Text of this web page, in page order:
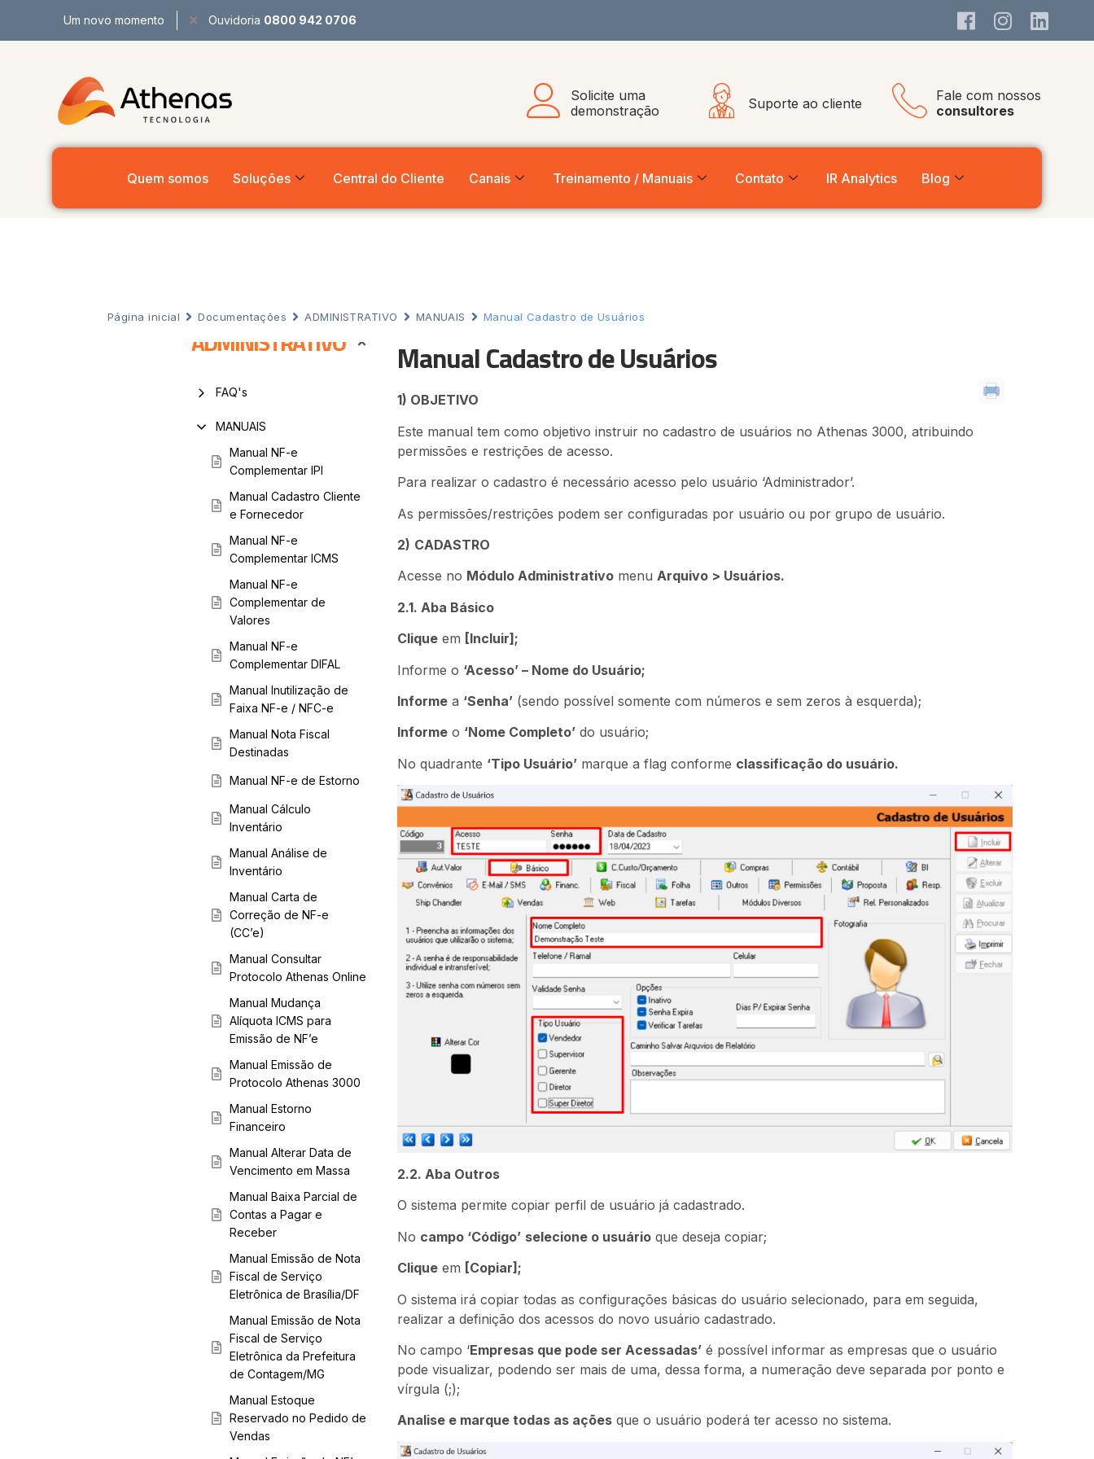
Um novo momento Ouvidoria 0800 942 0706
Solicite uma
demonstração
Suporte ao cliente
Fale com nossos
consultores
Quem somos Soluções Central do Cliente Canais Treinamento / Manuais Contato IR Analytics Blog
Página inicial Documentações ADMINISTRATIVO MANUAIS Manual Cadastro de Usuários
ADMINISTRATIVO
FAQ's
MANUAIS
Manual NF-e
Complementar IPI
Manual Cadastro Cliente
e Fornecedor
Manual NF-e
Complementar ICMS
Manual NF-e
Complementar de
Valores
Manual NF-e
Complementar DIFAL
Manual Inutilização de
Faixa NF-e / NFC-e
Manual Nota Fiscal
Destinadas
Manual NF-e de Estorno
Manual Cálculo
Inventário
Manual Análise de
Inventário
Manual Carta de
Correção de NF-e
(CC’e)
Manual Consultar
Protocolo Athenas Online
Manual Mudança
Alíquota ICMS para
Emissão de NF’e
Manual Emissão de
Protocolo Athenas 3000
Manual Estorno
Financeiro
Manual Alterar Data de
Vencimento em Massa
Manual Baixa Parcial de
Contas a Pagar e
Receber
Manual Emissão de Nota
Fiscal de Serviço
Eletrônica de Brasília/DF
Manual Emissão de Nota
Fiscal de Serviço
Eletrônica da Prefeitura
de Contagem/MG
Manual Estoque
Reservado no Pedido de
Vendas
Manual Cadastro de Usuários
1) OBJETIVO
Este manual tem como objetivo instruir no cadastro de usuários no Athenas 3000, atribuindo
permissões e restrições de acesso.
Para realizar o cadastro é necessário acesso pelo usuário ‘Administrador’.
As permissões/restrições podem ser configuradas por usuário ou por grupo de usuário.
2) CADASTRO
Acesse no Módulo Administrativomenu Arquivo > Usuários.
2.1. Aba Básico
Cliqueem [Incluir];
Informe o ‘Acesso’ – Nome do Usuário;
Informea ‘Senha’(sendo possível somente com números e sem zeros à esquerda);
Informeo ‘Nome Completo’do usuário;
No quadrante ‘Tipo Usuário’marque a flag conforme classificação do usuário.
2.2. Aba Outros
O sistema permite copiar perfil de usuário já cadastrado.
No campo ‘Código’ selecione o usuárioque deseja copiar;
Cliqueem [Copiar];
O sistema irá copiar todas as configurações básicas do usuário selecionado, para em seguida,
realizar a definição dos acessos do novo usuário cadastrado.
No campo ‘Empresas que pode ser Acessadas’é possível informar as empresas que o usuário
pode visualizar, podendo ser mais de uma, dessa forma, a numeração deve separada por ponto e
vírgula (;);
Analise e marque todas as açõesque o usuário poderá ter acesso no sistema.